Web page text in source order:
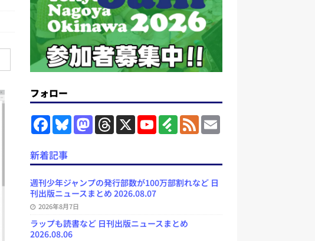
フォロー
F
a
e
b
o
o
k
B
l
k
M
a
d
o
n
T
h
d
s
X
Y
o
b
e
C
n
F
e
y
F
e
E
m
新着記事
週刊少年ジャンプの発行部数が100万部割れなど 日
刊出版ニュースまとめ 2026.08.07
2026年8月7日
ラップも読書など 日刊出版ニュースまとめ
2026.08.06